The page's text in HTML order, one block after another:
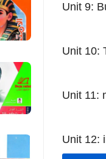
Unit 9:
Unit 10:
Unit 11:
Unit 12: